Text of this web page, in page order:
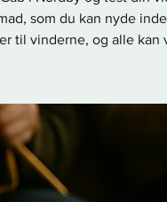
som du kan nyde
til vinderne, og alle kan